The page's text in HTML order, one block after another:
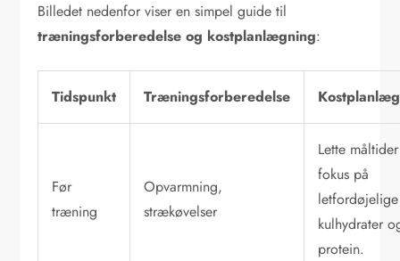
Billedet nedenfor viser en simpel guide til
træningsforberedelse og kostplanlægning:
Tidspunkt Træningsforberedelse
Før
træning
Opvarmning,
strækøvelser
Lette
fokus på
letfordøjelige
kulhydrater
protein.